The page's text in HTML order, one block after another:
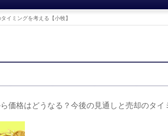
イミングを考える【小牧】
価格はどうなる？今後の見通しと売却のタイ